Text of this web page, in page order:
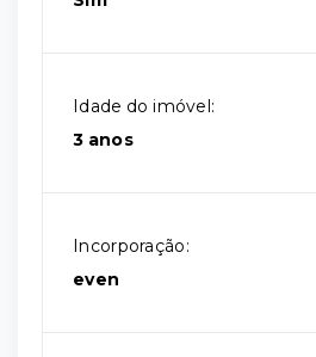
Idade do imóvel:
3 anos
Incorporação:
even